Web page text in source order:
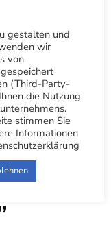
Trieb
Trieb
gestalten und
wir
von
(Third-Party-
die Nutzung
stimmen Sie
Informationen